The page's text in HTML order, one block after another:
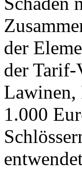
der
der Tarif-
Lawinen,
1.000